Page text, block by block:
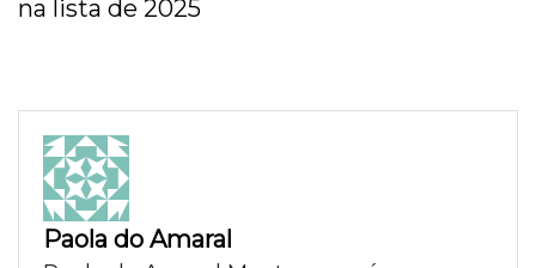
na lista de 2025
Paola do Amaral